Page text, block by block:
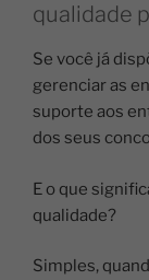
qualidade
Se você já
gerenciar as
suporte aos
dos seus
E o que
qualidade?
Simples,